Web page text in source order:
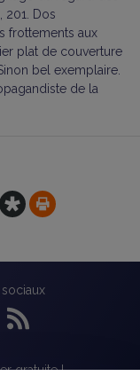
201. Dos
frottements aux
plat de couverture
bel exemplaire.
de la
gratuite !